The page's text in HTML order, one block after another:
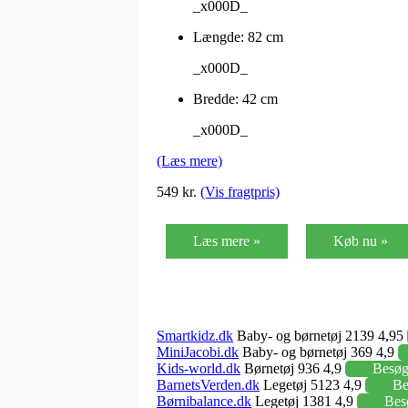
_x000D_
Længde: 82 cm
_x000D_
Bredde: 42 cm
_x000D_
(Læs mere)
549 kr. (Vis fragtpris)
Læs mere » Køb nu »
Smartkidz.dk Baby- og børnetøj 2139 4,95
MiniJacobi.dk Baby- og børnetøj 369 4,9
Kids-world.dk Børnetøj 936 4,9
Besøg
BarnetsVerden.dk Legetøj 5123 4,9
Børnibalance.dk Legetøj 1381 4,9